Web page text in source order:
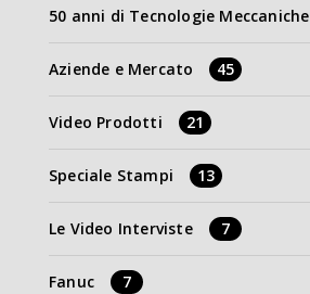
50 anni di Tecnologie Meccaniche
Aziende e Mercato 45
Video Prodotti 21
Speciale Stampi 13
Le Video Interviste 7
Fanuc 7